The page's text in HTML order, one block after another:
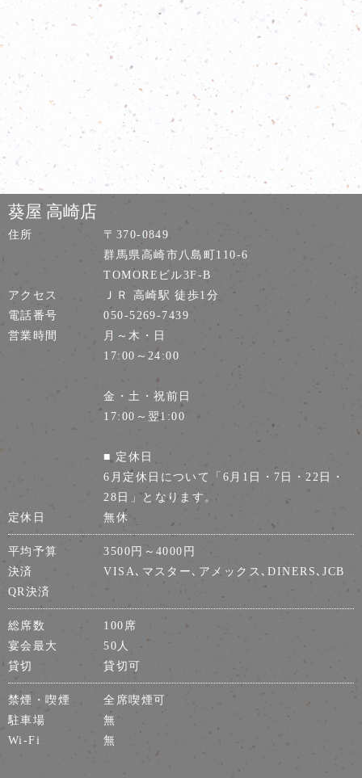
葵屋 高崎店
住所
〒370-0849
群馬県高崎市八島町110-6
TOMOREビル3F-B
アクセス
ＪＲ 高崎駅 徒歩1分
電話番号
050-5269-7439
営業時間
月～木・日
17:00～24:00
金・土・祝前日
17:00～翌1:00
■ 定休日
6月定休日について「6月1日・7日・22日・
28日」となります。
定休日
無休
平均予算
3500円～4000円
決済
VISA､マスター､アメックス､DINERS､JCB
QR決済
総席数
100席
宴会最大
50人
貸切
貸切可
禁煙・喫煙
全席喫煙可
駐車場
無
Wi-Fi
無